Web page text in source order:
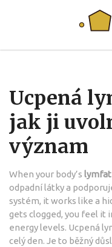
Ucpená
jak ji
význam
When your body’s
odpadní látky a
systém, it works like a
gets clogged, you feel it
energy levels. Ucpená
celý den. Je to běžný